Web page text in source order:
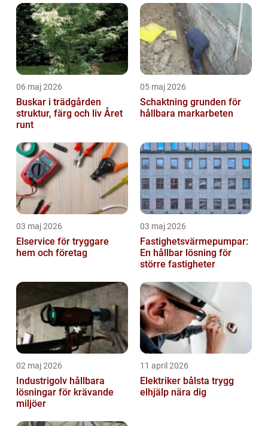
06 maj 2026
Buskar i trädgården
struktur, färg och liv Året
runt
05 maj 2026
Schaktning grunden för
hållbara markarbeten
03 maj 2026
Elservice för tryggare
hem och företag
03 maj 2026
Fastighetsvärmepumpar:
En hållbar lösning för
större fastigheter
02 maj 2026
Industrigolv hållbara
lösningar för krävande
miljöer
11 april 2026
Elektriker bålsta trygg
elhjälp nära dig